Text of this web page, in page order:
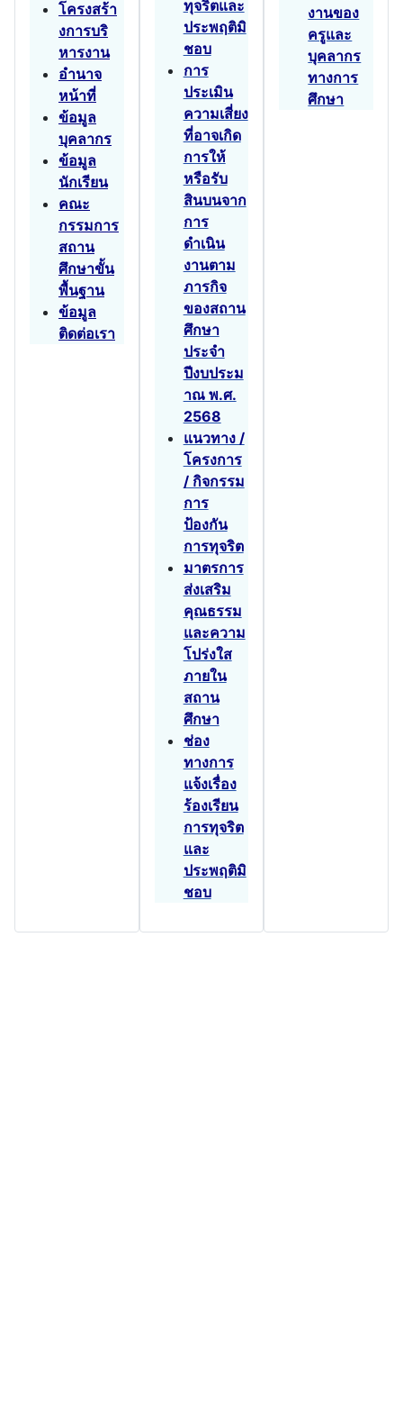
โครงสร้า
งการบริ
หารงาน
อำนาจ
หน้าที่
ข้อมูล
บุคลากร
ข้อมูล
นักเรียน
คณะ
กรรมการ
สถาน
ศึกษาขั้น
พื้นฐาน
ข้อมูล
ติดต่อเรา
ทุจริตและ
ประพฤติมิ
ชอบ
การ
ประเมิน
ความเสี่ยง
ที่อาจเกิด
การให้
หรือรับ
สินบนจาก
การ
ดำเนิน
งานตาม
ภารกิจ
ของสถาน
ศึกษา
ประจำ
ปีงบประม
าณ พ.ศ.
2568
แนวทาง /
โครงการ
/ กิจกรรม
การ
ป้องกัน
การทุจริต
มาตรการ
ส่งเสริม
คุณธรรม
และความ
โปร่งใส
ภายใน
สถาน
ศึกษา
ช่อง
ทางการ
แจ้งเรื่อง
ร้องเรียน
การทุจริต
และ
ประพฤติมิ
ชอบ
งานของ
ครูและ
บุคลากร
ทางการ
ศึกษา